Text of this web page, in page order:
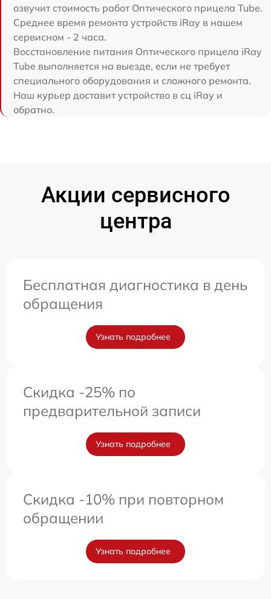
озвучит стоимость работ Оптического прицела Tube.
Среднее время ремонта устройств iRay в нашем
сервисном - 2 часа.
Восстановление питания Оптического прицела iRay
Tube выполняется на выезде, если не требует
специального оборудования и сложного ремонта.
Наш курьер доставит устройство в сц iRay и
обратно.
Акции сервисного
центра
Бесплатная диагностика в день
обращения
Узнать подробнее
Скидка -25% по
предварительной записи
Узнать подробнее
Скидка -10% при повторном
обращении
Узнать подробнее